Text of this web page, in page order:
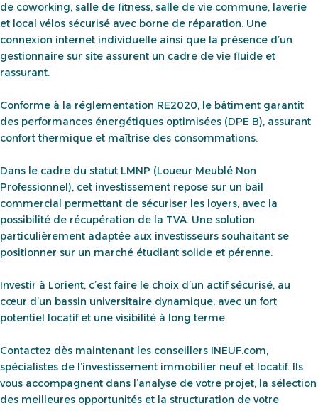
de coworking, salle de fitness, salle de vie commune, laverie
et local vélos sécurisé avec borne de réparation. Une
connexion internet individuelle ainsi que la présence d’un
gestionnaire sur site assurent un cadre de vie fluide et
rassurant.
Conforme à la réglementation RE2020, le bâtiment garantit
des performances énergétiques optimisées (DPE B), assurant
confort thermique et maîtrise des consommations.
Dans le cadre du statut LMNP (Loueur Meublé Non
Professionnel), cet investissement repose sur un bail
commercial permettant de sécuriser les loyers, avec la
possibilité de récupération de la TVA. Une solution
particulièrement adaptée aux investisseurs souhaitant se
positionner sur un marché étudiant solide et pérenne.
Investir à Lorient, c’est faire le choix d’un actif sécurisé, au
cœur d’un bassin universitaire dynamique, avec un fort
potentiel locatif et une visibilité à long terme.
Contactez dès maintenant les conseillers INEUF.com,
spécialistes de l’investissement immobilier neuf et locatif. Ils
vous accompagnent dans l’analyse de votre projet, la sélection
des meilleures opportunités et la structuration de votre